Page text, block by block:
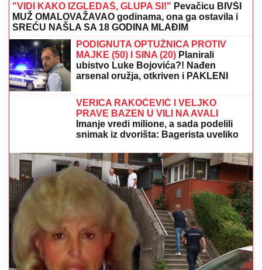
"VIDI KAKO IZGLEDAŠ, GLUPA SI!" Pevačicu BIVŠI
MUŽ OMALOVAŽAVAO godinama, ona ga ostavila i
SREĆU NAŠLA SA 18 GODINA MLAĐIM
PODIGNUTA OPTUŽNICA PROTIV
MAJKE (50) I SINA (20) Planirali
ubistvo Luke Bojovića?! Nađen
arsenal oružja, otkriven i PAKLENI
VERICA RAKOČEVIĆ I VELJKO
PRAVE BAZEN U VILI NA AVALI
Imanje vredi milione, a sada podelili
snimak iz dvorišta: Bagerista uveliko